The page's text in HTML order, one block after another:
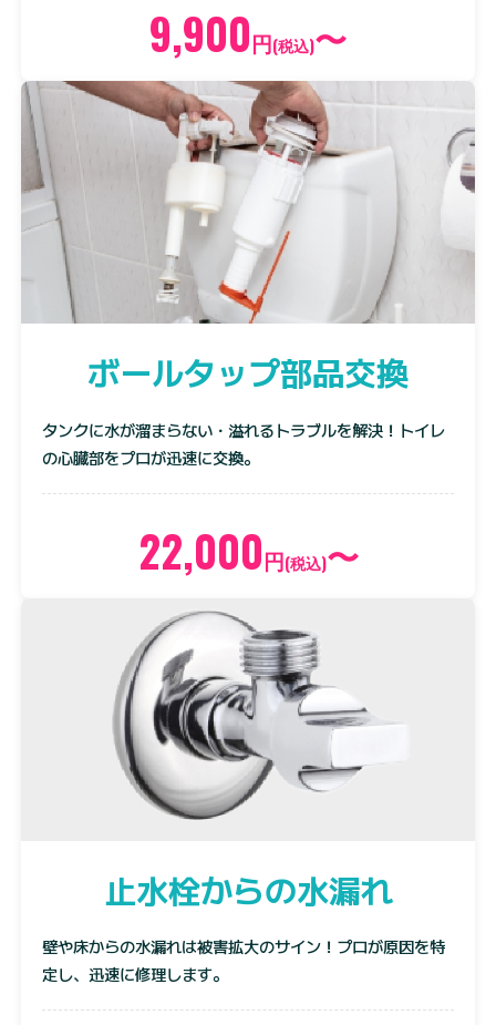
9,900円(税込)〜
ボールタップ部品交換
タンクに水が溜まらない・溢れるトラブルを解決！トイレ
の心臓部をプロが迅速に交換。
22,000円(税込)〜
止水栓からの水漏れ
壁や床からの水漏れは被害拡大のサイン！プロが原因を特
定し、迅速に修理します。